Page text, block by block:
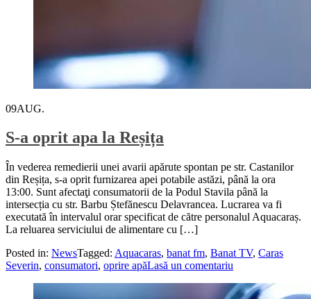
09AUG.
S-a oprit apa la Reșița
În vederea remedierii unei avarii apărute spontan pe str. Castanilor
din Reșița, s-a oprit furnizarea apei potabile astăzi, până la ora
13:00. Sunt afectaţi consumatorii de la Podul Stavila până la
intersecția cu str. Barbu Ștefănescu Delavrancea. Lucrarea va fi
executată în intervalul orar specificat de către personalul Aquacaraș.
La reluarea serviciului de alimentare cu […]
Posted in: NewsTagged: Aquacaras, banat fm, Banat TV, Caras
Severin, consumatori, oprire apăLasă un comentariu